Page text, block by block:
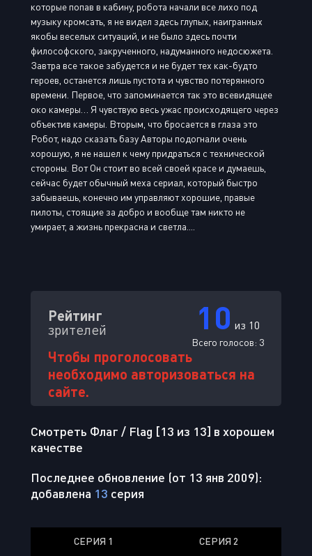
которые попав в кабину, робота начали все лихо под
музыку кромсать, я не видел здесь глупых, наигранных
якобы веселых ситуаций, и не было здесь почти
философского, закрученного, надуманного недосюжета.
Завтра все такое забудется и не будет тех как-будто
героев, останется лишь пустота и чувство потерянного
времени. Первое, что запоминается так это всевидящее
око камеры… Я чувствую весь ужас происходящего через
объектив камеры. Вторым, что бросается в глаза это
Робот, надо сказать базу Авторы подогнали очень
хорошую, я не нашел к чему придраться с технической
стороны. Вот Он стоит во всей своей красе и думаешь,
сейчас будет обычный меха сериал, который быстро
забываешь, конечно им управляют хорошие, правые
пилоты, стоящие за добро и вообще там никто не
умирает, а жизнь прекрасна и светла....
Рейтинг
зрителей 10 из 10
Всего голосов: 3
Чтобы проголосовать
необходимо авторизоваться на
сайте.
Смотреть Флаг / Flag [13 из 13] в хорошем
качестве
Последнее обновление (от 13 янв 2009):
добавлена 13 серия
СЕРИЯ 1 СЕРИЯ 2